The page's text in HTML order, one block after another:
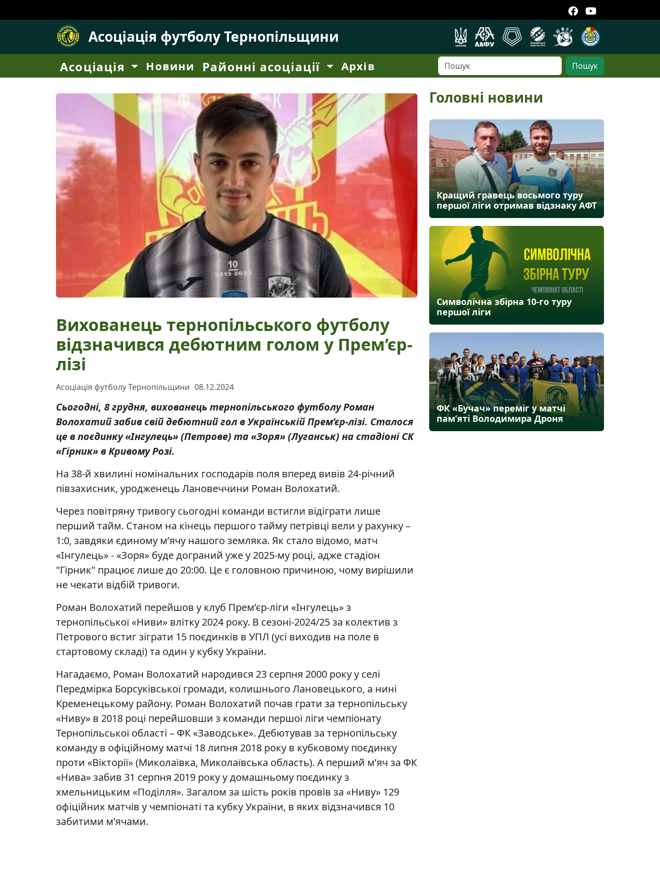
Асоціація футболу Тернопільщини
Асоціація Новини Районні асоціації Архів Пошук
Вихованець тернопільського футболу
відзначився дебютним голом у Прем’єр-
лізі
Асоціація футболу Тернопільщини 08.12.2024
Сьогодні, 8 грудня, вихованець тернопільського футболу Роман
Волохатий забив свій дебютний гол в Українській Прем’єр-лізі. Сталося
це в поєдинку «Інгулець» (Петрове) та «Зоря» (Луганськ) на стадіоні СК
«Гірник» в Кривому Розі.
На 38-й хвилині номінальних господарів поля вперед вивів 24-річний
півзахисник, уродженець Лановеччини Роман Волохатий.
Через повітряну тривогу сьогодні команди встигли відіграти лише
перший тайм. Станом на кінець першого тайму петрівці вели у рахунку –
1:0, завдяки єдиному м’ячу нашого земляка. Як стало відомо, матч
«Інгулець» - «Зоря» буде дограний уже у 2025-му році, адже стадіон
"Гірник" працює лише до 20:00. Це є головною причиною, чому вирішили
не чекати відбій тривоги.
Роман Волохатий перейшов у клуб Прем’єр-ліги «Інгулець» з
тернопільської «Ниви» влітку 2024 року. В сезоні-2024/25 за колектив з
Петрового встиг зіграти 15 поєдинків в УПЛ (усі виходив на поле в
стартовому складі) та один у кубку України.
Нагадаємо, Роман Волохатий народився 23 серпня 2000 року у селі
Передмірка Борсуківської громади, колишнього Лановецького, а нині
Кременецькому району. Роман Волохатий почав грати за тернопільську
«Ниву» в 2018 році перейшовши з команди першої ліги чемпіонату
Тернопільської області – ФК «Заводське». Дебютував за тернопільську
команду в офіційному матчі 18 липня 2018 року в кубковому поєдинку
проти «Вікторії» (Миколаївка, Миколаївська область). А перший м’яч за ФК
«Нива» забив 31 серпня 2019 року у домашньому поєдинку з
хмельницьким «Поділля». Загалом за шість років провів за «Ниву» 129
офіційних матчів у чемпіонаті та кубку України, в яких відзначився 10
забитими м’ячами.
Головні новини
Кращий гравець восьмого туру
першої ліги отримав відзнаку АФТ
Символічна збірна 10-го туру
першої ліги
ФК «Бучач» переміг у матчі
пам’яті Володимира Дроня